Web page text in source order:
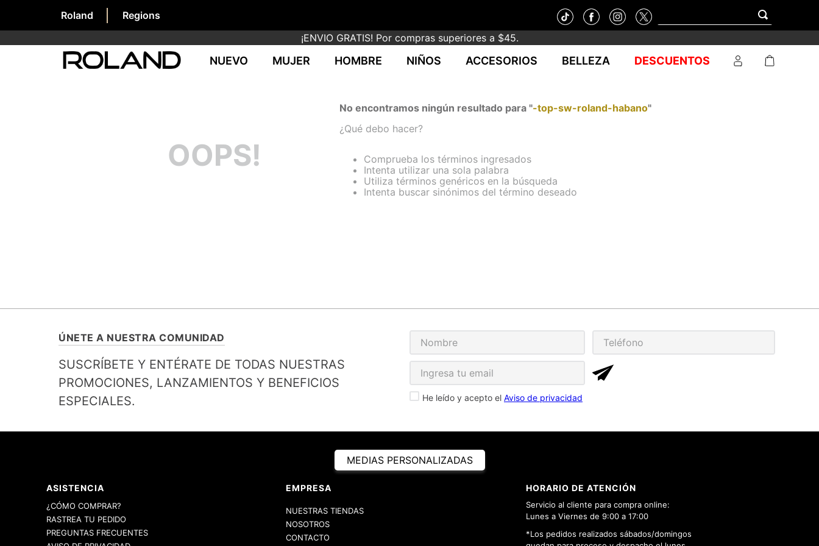
Roland
Regions
¡ENVIO GRATIS! Por compras superiores a $45.
NUEVO MUJER HOMBRE NIÑOS ACCESORIOS BELLEZA DESCUENTOS
OOPS!
No encontramos ningún resultado para "-top-sw-roland-habano"
¿Qué debo hacer?
Comprueba los términos ingresados
Intenta utilizar una sola palabra
Utiliza términos genéricos en la búsqueda
Intenta buscar sinónimos del término deseado
ÚNETE A NUESTRA COMUNIDAD
SUSCRÍBETE Y ENTÉRATE DE TODAS NUESTRAS
PROMOCIONES, LANZAMIENTOS Y BENEFICIOS
ESPECIALES.
He leído y acepto el Aviso de privacidad
MEDIAS PERSONALIZADAS
ASISTENCIA
¿CÓMO COMPRAR?
RASTREA TU PEDIDO
PREGUNTAS FRECUENTES
EMPRESA
NUESTRAS TIENDAS
NOSOTROS
CONTACTO
HORARIO DE ATENCIÓN
Servicio al cliente para compra online:
Lunes a Viernes de 9:00 a 17:00
*Los pedidos realizados sábados/domingos